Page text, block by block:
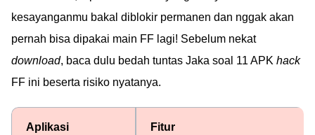
kesayanganmu bakal diblokir permanen dan nggak akan
pernah bisa dipakai main FF lagi! Sebelum nekat
download, baca dulu bedah tuntas Jaka soal 11 APK hack
FF ini beserta risiko nyatanya.
Aplikasi Fitur